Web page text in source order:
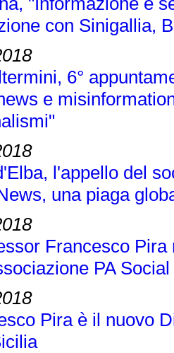
con Sinigallia,
6°
e
l'appello del
una piaga
Francesco
PA Social
Pira è il nuovo